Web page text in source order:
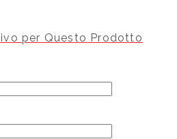
per Questo Prodotto